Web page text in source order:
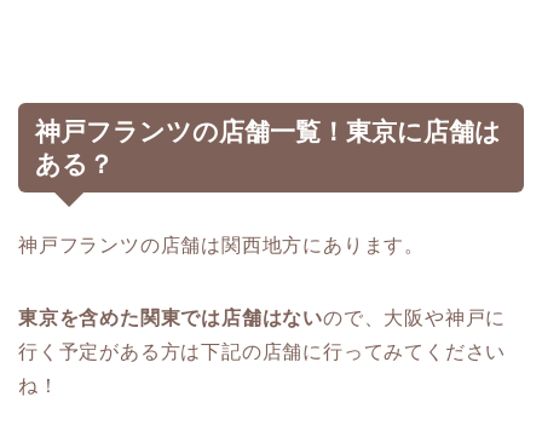
神戸フランツの店舗一覧！東京に店舗は
ある？
神戸フランツの店舗は関西地方にあります。
東京を含めた関東では店舗はないので、大阪や神戸に
行く予定がある方は下記の店舗に行ってみてください
ね！